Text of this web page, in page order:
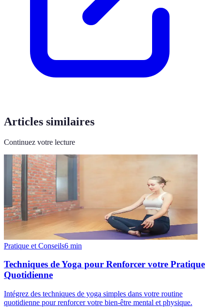
Articles similaires
Continuez votre lecture
Pratique et Conseils6 min
Techniques de Yoga pour Renforcer votre Pratique
Quotidienne
Intégrez des techniques de yoga simples dans votre routine
quotidienne pour renforcer votre bien-être mental et physique.